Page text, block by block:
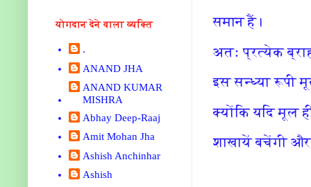
समान हैं।
अतः प्रत्येक
इस सन्ध्या रूपी
क्योंकि यदि मूल
शाखायें बचेंगी
योगदान देने वाला व्यक्ति
.
ANAND JHA
ANAND KUMAR
MISHRA
Abhay Deep-Raaj
Amit Mohan Jha
Ashish Anchinhar
Ashish